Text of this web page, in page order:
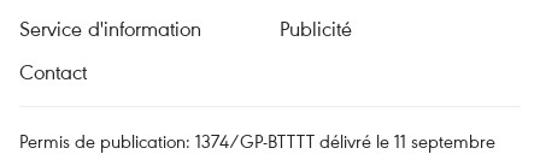
Service d'information
Publicité
Contact
Permis de publication: 1374/GP-BTTTT délivré le 11 septembre